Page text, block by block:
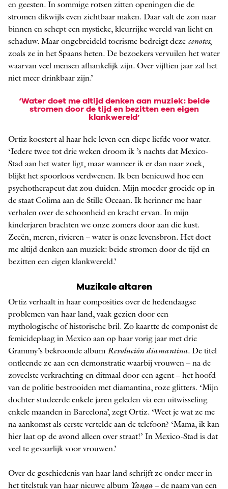
en geesten. In sommige rotsen zitten openingen die de
stromen dikwijls even zichtbaar maken. Daar valt de zon naar
binnen en schept een mystieke, kleurrijke wereld van licht en
schaduw. Maar ongebreideld toerisme bedreigt deze cenotes,
zoals ze in het Spaans heten. De bezoekers vervuilen het water
waarvan veel mensen afhankelijk zijn. Over vijftien jaar zal het
niet meer drinkbaar zijn.’
‘Water doet me altijd denken aan muziek: beide
stromen door de tijd en bezitten een eigen
klankwereld’
Ortiz koestert al haar hele leven een diepe liefde voor water.
‘Iedere twee tot drie weken droom ik ’s nachts dat Mexico-
Stad aan het water ligt, maar wanneer ik er dan naar zoek,
blijkt het spoorloos verdwenen. Ik ben benieuwd hoe een
psychotherapeut dat zou duiden. Mijn moeder groeide op in
de staat Colima aan de Stille Oceaan. Ik herinner me haar
verhalen over de schoonheid en kracht ervan. In mijn
kinderjaren brachten we onze zomers door aan die kust.
Zeeën, meren, ­rivieren – water is onze levensbron. Het doet
me altijd denken aan muziek: beide stromen door de tijd en
bezitten een eigen klankwereld.’
Muzikale altaren
Ortiz verhaalt in haar composities over de hedendaagse
problemen van haar land, vaak gezien door een
mythologische of historische bril. Zo kaartte de componist de
femicideplaag in Mexico aan op haar vorig jaar met drie
Grammy’s bekroonde album Revolución diamantina. De titel
ontleende ze aan een demonstratie waarbij vrouwen – na de
zoveelste verkrachting en ditmaal door een agent – het hoofd
van de politie bestrooiden met diamantina, roze glitters. ‘Mijn
dochter studeerde enkele jaren geleden via een uitwisseling
enkele maanden in Barcelona’, zegt Ortiz. ‘Weet je wat ze me
na aankomst als eerste vertelde aan de telefoon? ‘Mama, ik kan
hier laat op de avond alleen over straat!’ In Mexico-Stad is dat
veel te gevaarlijk voor vrouwen.’
Over de geschiedenis van haar land schrijft ze onder meer in
het titelstuk van haar nieuwe album Yanga – de naam van een